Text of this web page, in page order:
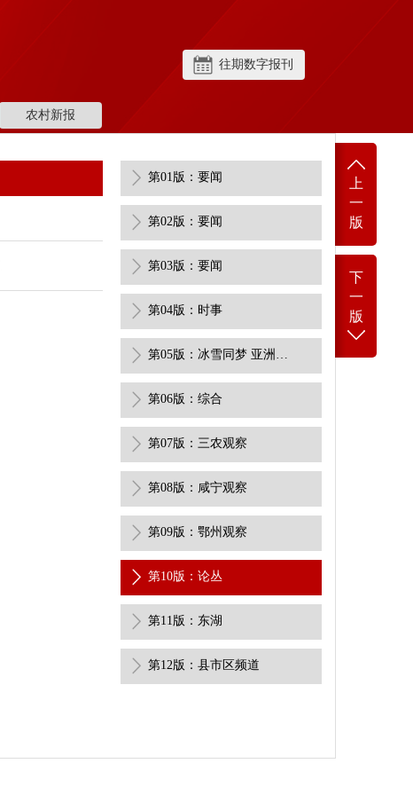
往期数字报刊
上
一
版
下
一
版
农村新报
第01版：要闻
第02版：要闻
第03版：要闻
第04版：时事
第05版：冰雪同梦 亚洲同心
第06版：综合
第07版：三农观察
第08版：咸宁观察
第09版：鄂州观察
第10版：论丛
第11版：东湖
第12版：县市区频道